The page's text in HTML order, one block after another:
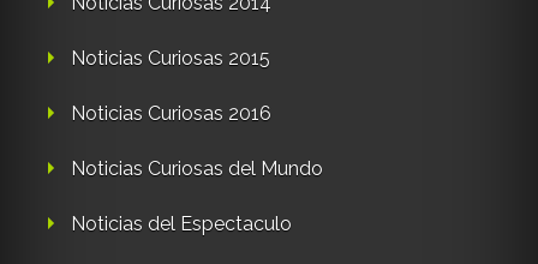
Noticias Curiosas 2015
Noticias Curiosas 2016
Noticias Curiosas del Mundo
Noticias del Espectaculo